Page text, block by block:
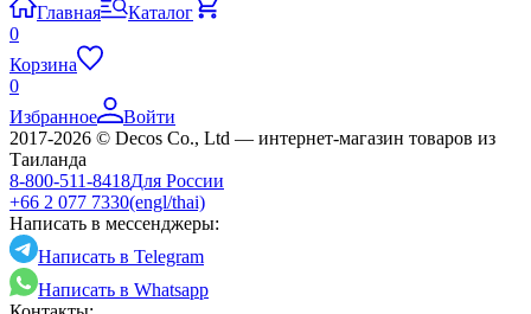
Главная
Каталог
0
Корзина
0
Избранное
Войти
2017-2026 © Decos Co., Ltd — интернет-магазин товаров из
Таиланда
8-800-511-8418Для России
+66 2 077 7330(engl/thai)
Написать в мессенджеры:
Написать в Telegram
Написать в Whatsapp